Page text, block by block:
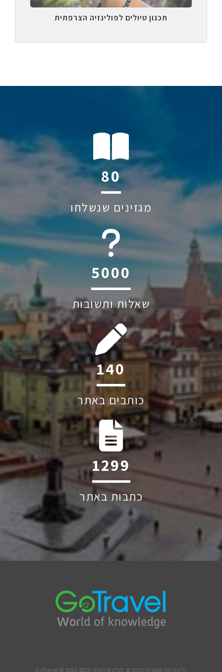
תכנון טיולים לפולינזיה הצרפתית
116
מגזינים שנשלחו
6045
שאלות ותשובות
202
כותבים באתר
1884
כתבות באתר
כל הזכויות שמורות לכותבים, לצלמים ולאתר GoTravel © 2006-2026